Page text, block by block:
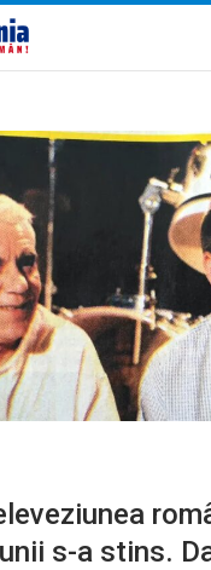
s-a stins.